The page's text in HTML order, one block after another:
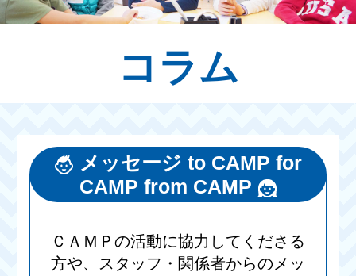
コラム
メッセージ to CAMP for
CAMP from CAMP
ＣＡＭＰの活動に協力してくださる
方や、スタッフ・関係者からのメッ